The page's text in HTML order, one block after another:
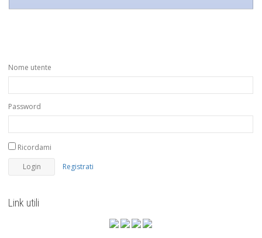
Nome utente
Password
Ricordami
Registrati
Link utili